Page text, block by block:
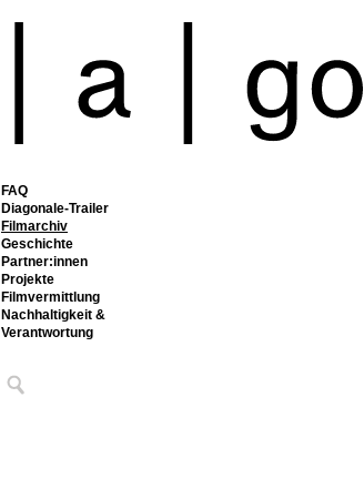
FAQ
Diagonale-Trailer
Filmarchiv
Geschichte
Partner:innen
Projekte
Filmvermittlung
Nachhaltigkeit &
Verantwortung